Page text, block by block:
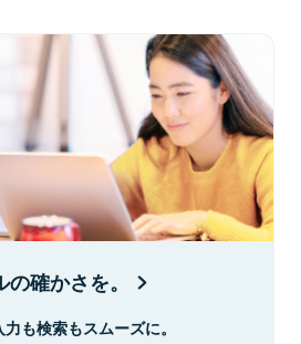
確かさを。
も検索もスムーズに。